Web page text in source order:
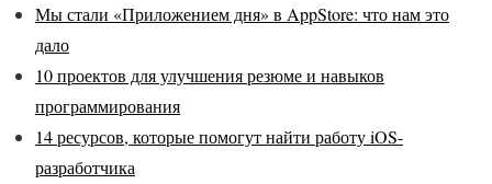
Мы стали «Приложением дня» в AppStore: что нам это
дало
10 проектов для улучшения резюме и навыков
программирования
14 ресурсов, которые помогут найти работу iOS-
разработчика